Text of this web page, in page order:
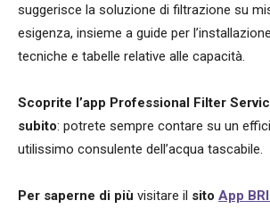
suggerisce la soluzione di filtrazione su
esigenza, insieme a guide per
tecniche e tabelle relative alle capacità.
Scoprite l’app Professional Filter
subito: potrete sempre contare su un
utilissimo consulente dell’acqua tascabile.
Per saperne di più visitare il sito App